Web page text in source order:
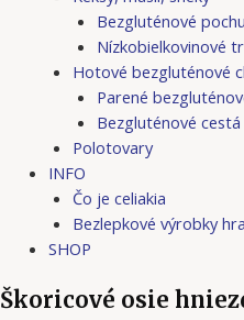
Bezgluténové
Nízkobielkovinové
Hotové bezgluténové
Parené
Bezgluténové cestá
Polotovary
INFO
Čo je celiakia
Bezlepkové výrobky
SHOP
Škoricové osie